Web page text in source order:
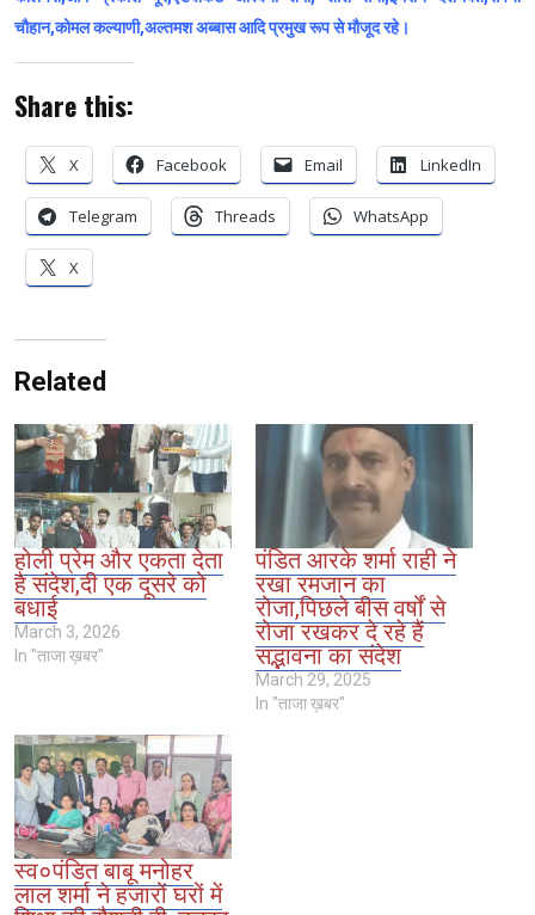
चौहान,कोमल कल्याणी,अल्तमश अब्बास आदि प्रमुख रूप से मौजूद रहे।
Share this:
X Facebook Email LinkedIn
Telegram Threads WhatsApp
X
Related
होली प्रेम और एकता देता
है संदेश,दी एक दूसरे को
बधाई
March 3, 2026
In "ताजा ख़बर"
पंडित आरके शर्मा राही ने
रखा रमजान का
रोजा,पिछले बीस वर्षों से
रोजा रखकर दे रहे हैं
सद्भावना का संदेश
March 29, 2025
In "ताजा ख़बर"
स्व०पंडित बाबू मनोहर
लाल शर्मा ने हजारों घरों में